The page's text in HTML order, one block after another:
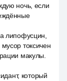
ночь, если
липофусцин,
токсичен
макулы.
который